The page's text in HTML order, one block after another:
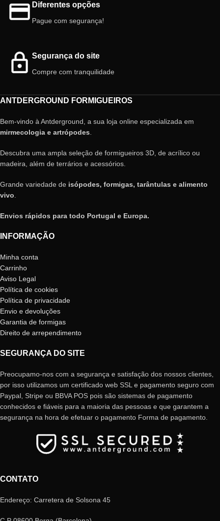
Diferentes opções
Pague com segurança!
Segurança do site
Compre com tranquilidade
ANTDERGROUND FORMIGUEIROS
Bem-vindo à Antderground, a sua loja online especializada em
mirmecologia e artrópodes
Descubra uma ampla seleção de formigueiros 3D, de acrílico ou
madeira, além de terrários e acessórios.
Grande variedade de isópodes, formigas, tarântulas e alimento
vivo
Envios rápidos para todo Portugal e Europa.
INFORMAÇÃO
Minha conta
Carrinho
Aviso Legal
Política de cookies
Política de privacidade
Envio e devoluções
Garantia de formigas
Direito de arrependimento
SEGURANÇA DO SITE
Preocupamo-nos com a segurança e satisfação dos nossos clientes,
por isso utilizamos um certificado web SSL e pagamento seguro com
Paypal, Stripe ou BBVA POS pois são sistemas de pagamento
conhecidos e fiáveis ​​para a maioria das pessoas e que garantem a
segurança na hora de efetuar o pagamento Forma de pagamento.
CONTATO
Endereço: Carretera de Solsona 45